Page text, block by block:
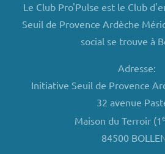
Le Club Pro'Pulse est le Club
Seuil de Provence Ardèche
social se trouve à
Adresse:
Initiative Seuil de Provence
32 avenue
Maison du Terroir (1
84500